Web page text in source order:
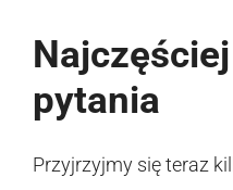
pytania
Przyjrzyjmy się teraz